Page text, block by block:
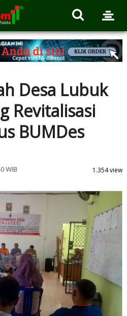
Desa Lubuk
Revitalisasi
BUMDes
WIB
1.354 view